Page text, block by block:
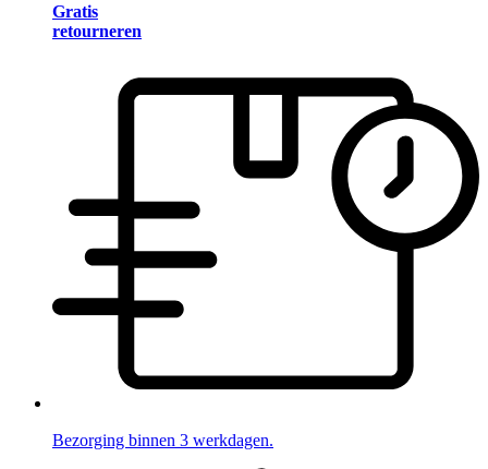
Gratis
retourneren
Bezorging binnen 3 werkdagen.